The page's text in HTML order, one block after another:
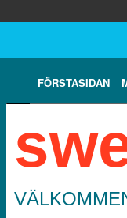
FÖRSTASIDAN